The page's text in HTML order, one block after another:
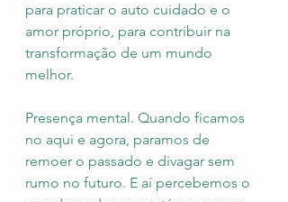
para praticar o auto cuidado e o
amor próprio, para contribuir na
transformação de um mundo
melhor.
Presença mental. Quando ficamos
no aqui e agora, paramos de
remoer o passado e divagar sem
rumo no futuro. E aí percebemos o